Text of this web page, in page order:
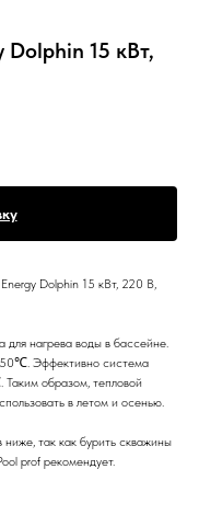
Dolphin 15 кВт,
Dolphin 15 кВт, 220 В,
для нагрева воды в бассейне.
50℃. Эффективно система
образом, тепловой
в летом и осенью.
так как бурить скважины
prof рекомендует.